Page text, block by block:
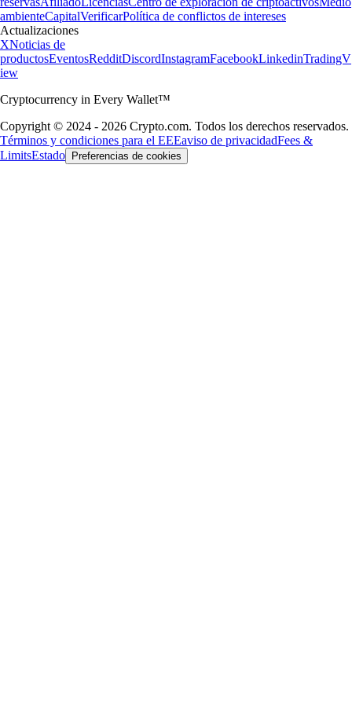
ambienteCapitalVerificarPolítica de conflictos de intereses
Actualizaciones
XNoticias de
productosEventosRedditDiscordInstagramFacebookLinkedinTradingV
iew
Cryptocurrency in Every Wallet™
Copyright © 2024 - 2026 Crypto.com. Todos los derechos reservados.
Términos y condiciones para el EEEaviso de privacidadFees &
LimitsEstado Preferencias de cookies